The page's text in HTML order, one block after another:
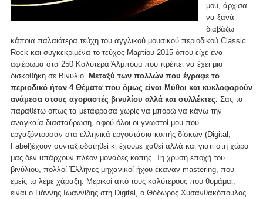
μου, άρχισα
να ξανά
διαβάζω
κάποια παλαιότερα τεύχη του αγγλικού μουσικού περιοδικού Classic
Rock και συγκεκριμένα το τεύχος Maρτίου 2015 όπου είχε ένα
αφιέρωμα στα 250 Καλύτερα Άλμπουμ που πρέπει να έχει μια
δισκοθήκη σε Βινύλιο. Μεταξύ των πολλών που έγραφε το
περιοδικό ήταν 4 Θέματα που όμως είναι Μύθοι και κυκλοφορούν
ανάμεσα στους αγοραστές βινυλίου αλλά και συλλέκτες. Σας τα
παραθέτω όπως τα μετάφρασα χωρίς να μπορώ να κάνω την
αναγκαία διασταύρωση, αφού όλοι οι γνωστοί μου που
εργαζόντουσαν στα ελληνικά εργοστάσια κοπής δίσκων (Digital,
Fabel)έχουν συνταξιοδοτηθεί κι έχουμε χαθεί αλλά και γιατί στη χώρα
μας δεν υπάρχουν πλέον μονάδες κοπής. Τη χρυσή εποχή του
βινύλιου, πολλοί Έλληνες μηχανικοί ήχου έκαναν mastering, που
εμείς το λέμε χάραξη. Μερικοί από τους καλύτερους που θυμάμαι,
είναι ο Γιάννης Ιωαννίδης στη Digital, o Θόδωρος Χυσανθακόπουλος